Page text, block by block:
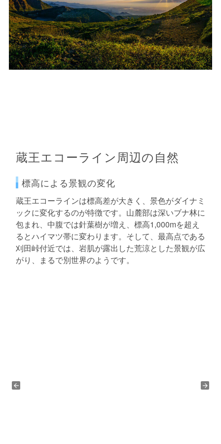
蔵王エコーライン周辺の自然
標高による景観の変化
蔵王エコーラインは標高差が大きく、景色がダイナミ
ックに変化するのが特徴です。山麓部は深いブナ林に
包まれ、中腹では針葉樹が増え、標高1,000mを超え
るとハイマツ帯に変わります。そして、最高点である
刈田峠付近では、岩肌が露出した荒涼とした景観が広
がり、まるで別世界のようです。